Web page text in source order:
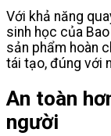
Với khả năng
sinh học của
sản phẩm hoàn
tái tạo, đúng với
An toàn
người